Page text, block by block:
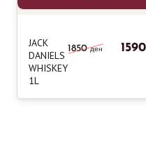
JACK
DANIELS
WHISKEY
1L
1850ден 1590